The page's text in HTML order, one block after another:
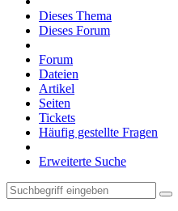
Dieses Thema
Dieses Forum
Forum
Dateien
Artikel
Seiten
Tickets
Häufig gestellte Fragen
Erweiterte Suche